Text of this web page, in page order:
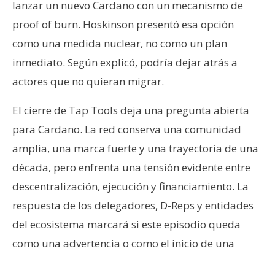
lanzar un nuevo Cardano con un mecanismo de
proof of burn. Hoskinson presentó esa opción
como una medida nuclear, no como un plan
inmediato. Según explicó, podría dejar atrás a
actores que no quieran migrar.
El cierre de Tap Tools deja una pregunta abierta
para Cardano. La red conserva una comunidad
amplia, una marca fuerte y una trayectoria de una
década, pero enfrenta una tensión evidente entre
descentralización, ejecución y financiamiento. La
respuesta de los delegadores, D-Reps y entidades
del ecosistema marcará si este episodio queda
como una advertencia o como el inicio de una